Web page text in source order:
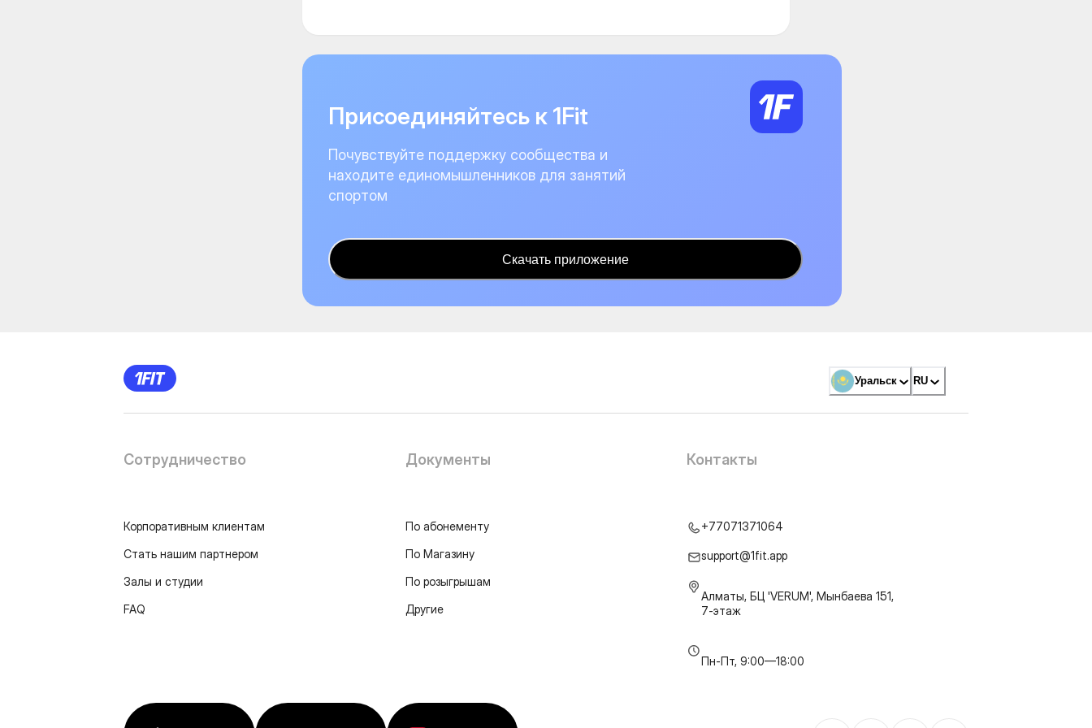
Присоединяйтесь к 1Fit
Почувствуйте поддержку сообщества и
находите единомышленников для занятий
спортом
Скачать приложение
Уральск RU
Сотрудничество
Корпоративным клиентам
Стать нашим партнером
Залы и студии
FAQ
Документы
По абонементу
По Магазину
По розыгрышам
Другие
Контакты
+77071371064
support@1fit.app
Алматы, БЦ 'VERUM', Мынбаева 151,
7-этаж
Пн-Пт, 9:00—18:00